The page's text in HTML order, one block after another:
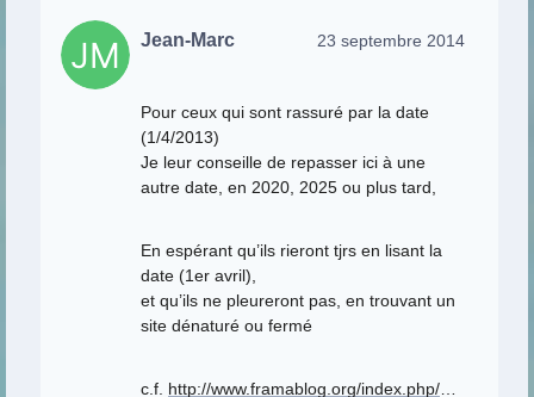
Jean-Marc 23 septembre 2014
Pour ceux qui sont rassuré par la date
(1/4/2013)
Je leur conseille de repasser ici à une
autre date, en 2020, 2025 ou plus tard,
En espérant qu’ils rieront tjrs en lisant la
date (1er avril),
et qu’ils ne pleureront pas, en trouvant un
site dénaturé ou fermé
c.f. http://www.framablog.org/index.php/